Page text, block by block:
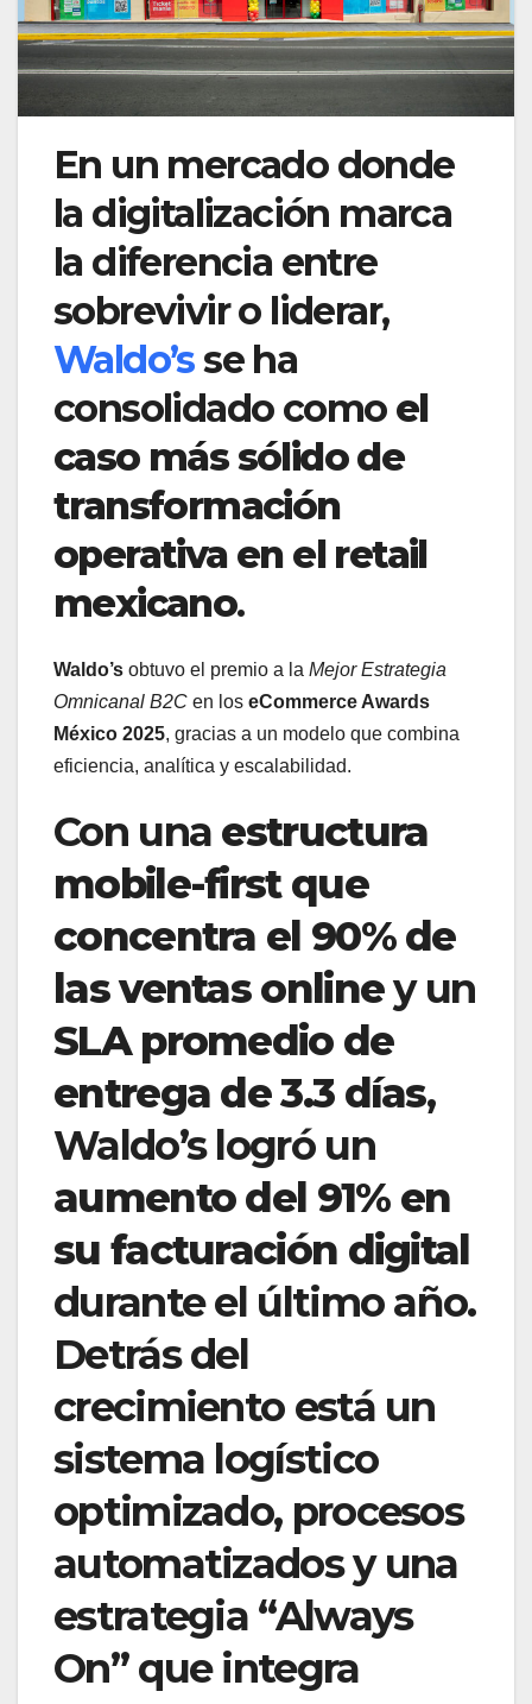
En un mercado donde
la digitalización marca
la diferencia entre
sobrevivir o liderar,
Waldo’sse ha
consolidado como el
caso más sólido de
transformación
operativa en el retail
mexicano.
Waldo’s obtuvo el premio a la Mejor Estrategia
Omnicanal B2C en los eCommerce Awards
México 2025, gracias a un modelo que combina
eficiencia, analítica y escalabilidad.
Con una estructura
mobile-first que
concentra el 90% de
las ventas onliney un
SLA promedio de
entrega de 3.3 días,
Waldo’s logró un
aumento del 91% en
su facturación digital
durante el último año.
Detrás del
crecimiento está un
sistema logístico
optimizado, procesos
automatizados y una
estrategia “Always
On” que integra